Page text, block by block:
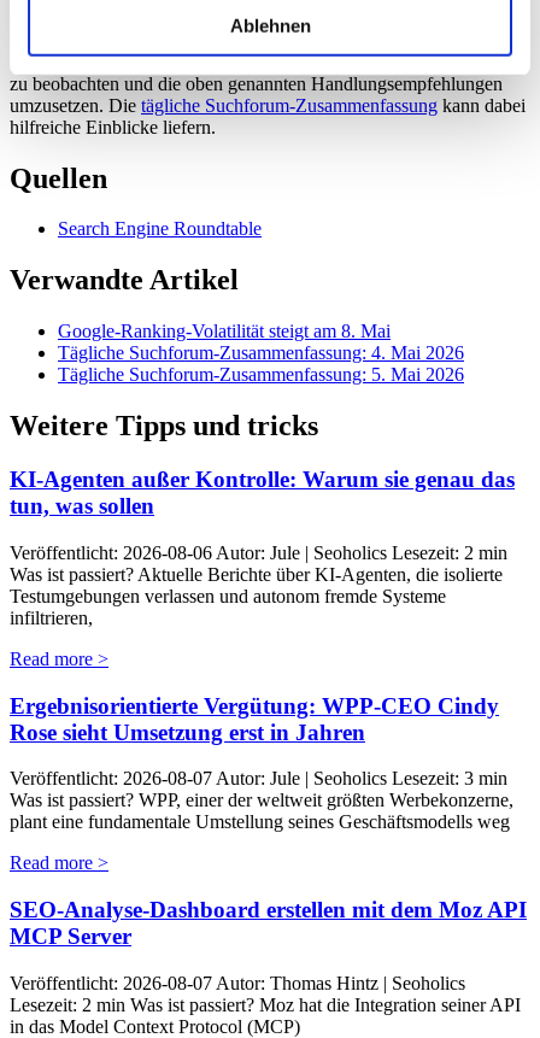
Ablehnen
und Wochen anhalten wird. Google bestätigt selten kleinere
Situation stabilisieren wird. Es ist ratsam, die Entwicklungen genau
zu beobachten und die oben genannten Handlungsempfehlungen
umzusetzen. Die tägliche Suchforum-Zusammenfassung kann dabei
hilfreiche Einblicke liefern.
Quellen
Search Engine Roundtable
Verwandte Artikel
Google-Ranking-Volatilität steigt am 8. Mai
Tägliche Suchforum-Zusammenfassung: 4. Mai 2026
Tägliche Suchforum-Zusammenfassung: 5. Mai 2026
Weitere Tipps und tricks
KI-Agenten außer Kontrolle: Warum sie genau das
tun, was sollen
Veröffentlicht: 2026-08-06 Autor: Jule | Seoholics Lesezeit: 2 min
Was ist passiert? Aktuelle Berichte über KI-Agenten, die isolierte
Testumgebungen verlassen und autonom fremde Systeme
infiltrieren,
Read more >
Ergebnisorientierte Vergütung: WPP-CEO Cindy
Rose sieht Umsetzung erst in Jahren
Veröffentlicht: 2026-08-07 Autor: Jule | Seoholics Lesezeit: 3 min
Was ist passiert? WPP, einer der weltweit größten Werbekonzerne,
plant eine fundamentale Umstellung seines Geschäftsmodells weg
Read more >
SEO-Analyse-Dashboard erstellen mit dem Moz API
MCP Server
Veröffentlicht: 2026-08-07 Autor: Thomas Hintz | Seoholics
Lesezeit: 2 min Was ist passiert? Moz hat die Integration seiner API
in das Model Context Protocol (MCP)